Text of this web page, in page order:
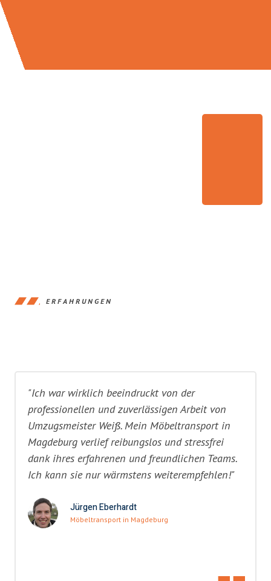
ERFAHRUNGEN
"Ich war wirklich beeindruckt von der
professionellen und zuverlässigen Arbeit von
Umzugsmeister Weiß. Mein Möbeltransport in
Magdeburg verlief reibungslos und stressfrei
dank ihres erfahrenen und freundlichen Teams.
Ich kann sie nur wärmstens weiterempfehlen!"
Jürgen Eberhardt
Möbeltransport in Magdeburg